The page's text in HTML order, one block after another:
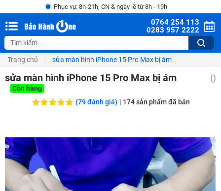
Phục vụ: 8h-21h, CN & ngày lễ từ 8h - 19h
0764 254 113
0283 957 2222
Trang chủ sửa màn hình iPhone 15 Pro Max bị ám
sửa màn hình iPhone 15 Pro Max bị ám ()
Còn hàng
(79 đánh giá) | 174sản phẩm đã bán